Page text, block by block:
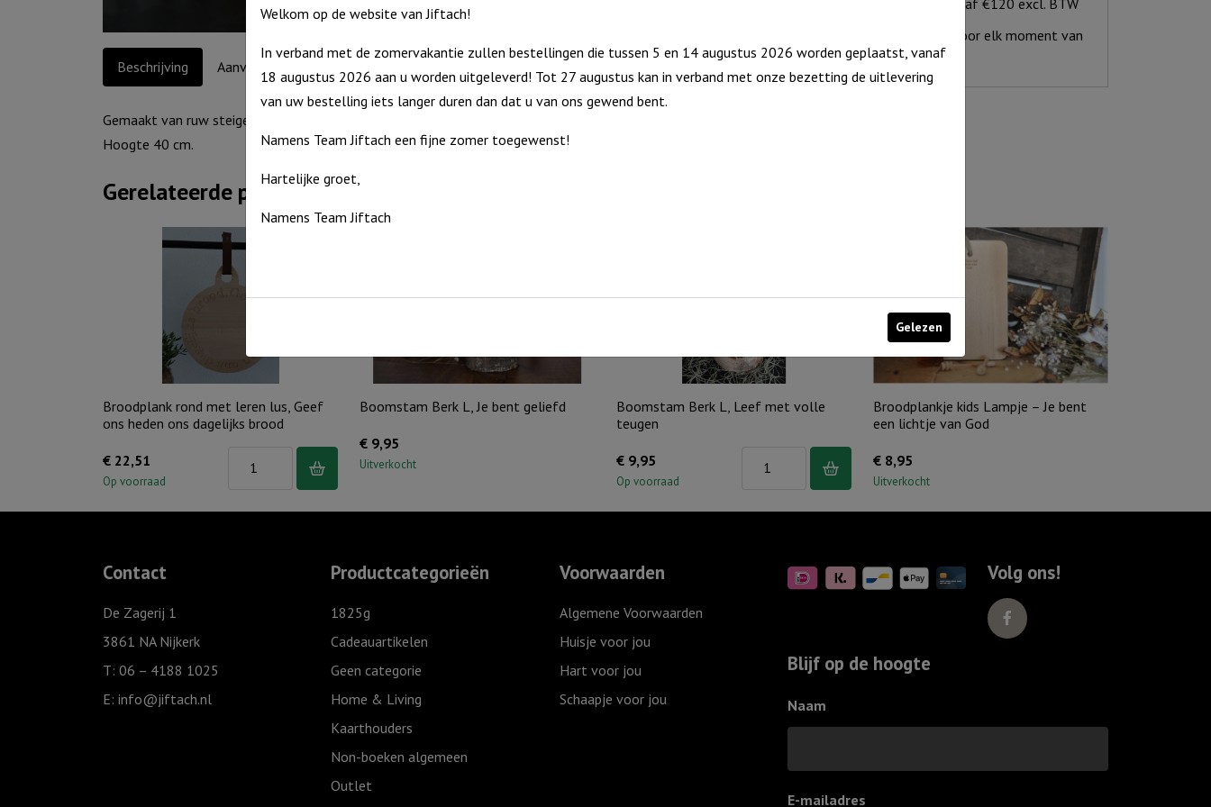
Gratis verzending vanaf €120 excl. BTW
Inspirerend aanbod voor elk moment van
het jaar
Beschrijving Aanvullende informatie
Gemaakt van ruw steigerhout. Gemaakt in de dagbesteding No-Labels en daarmee gemaakt met een hart.
Hoogte 40 cm.
Gerelateerde producten
Broodplank rond met leren lus, Geef
ons heden ons dagelijks brood
€ 22,51
Op voorraad
Boomstam Berk L, Je bent geliefd
€ 9,95
Uitverkocht
Boomstam Berk L, Leef met volle
teugen
€ 9,95
Op voorraad
Broodplankje kids Lampje – Je bent
een lichtje van God
€ 8,95
Uitverkocht
Contact
De Zagerij 1
3861 NA Nijkerk
T: 06 – 4188 1025
E: info@jiftach.nl
Productcategorieën
1825g
Cadeauartikelen
Geen categorie
Home & Living
Kaarthouders
Non-boeken algemeen
Outlet
Voorwaarden
Algemene Voorwaarden
Huisje voor jou
Hart voor jou
Schaapje voor jou
Volg ons!
Blijf op de hoogte
Naam
E-mailadres
Welkom op de website van Jiftach!
In verband met de zomervakantie zullen bestellingen die tussen 5 en 14 augustus 2026 worden geplaatst, vanaf
18 augustus 2026 aan u worden uitgeleverd! Tot 27 augustus kan in verband met onze bezetting de uitlevering
van uw bestelling iets langer duren dan dat u van ons gewend bent.
Namens Team Jiftach een fijne zomer toegewenst!
Hartelijke groet,
Namens Team Jiftach
Gelezen